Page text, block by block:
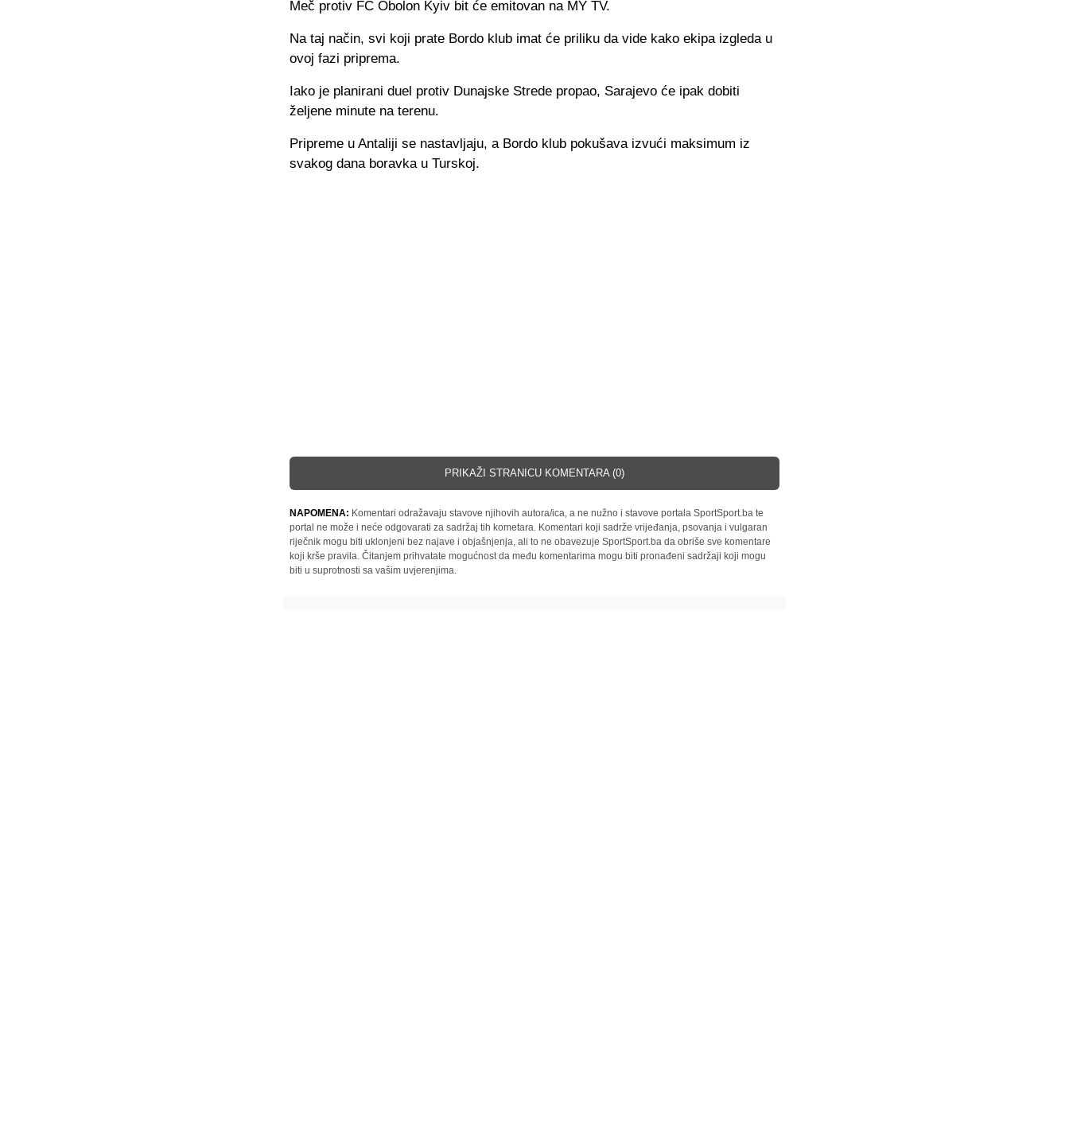
Meč protiv FC Obolon Kyiv bit će emitovan na MY TV.
Na taj način, svi koji prate Bordo klub imat će priliku da vide kako ekipa izgleda u
ovoj fazi priprema.
Iako je planirani duel protiv Dunajske Strede propao, Sarajevo će ipak dobiti
željene minute na terenu.
Pripreme u Antaliji se nastavljaju, a Bordo klub pokušava izvući maksimum iz
svakog dana boravka u Turskoj.
PRIKAŽI STRANICU KOMENTARA (0)
NAPOMENA: Komentari odražavaju stavove njihovih autora/ica, a ne nužno i stavove portala SportSport.ba te
portal ne može i neće odgovarati za sadržaj tih kometara. Komentari koji sadrže vrijeđanja, psovanja i vulgaran
riječnik mogu biti uklonjeni bez najave i objašnjenja, ali to ne obavezuje SportSport.ba da obriše sve komentare
koji krše pravila. Čitanjem prihvatate mogućnost da među komentarima mogu biti pronađeni sadržaji koji mogu
biti u suprotnosti sa vašim uvjerenjima.